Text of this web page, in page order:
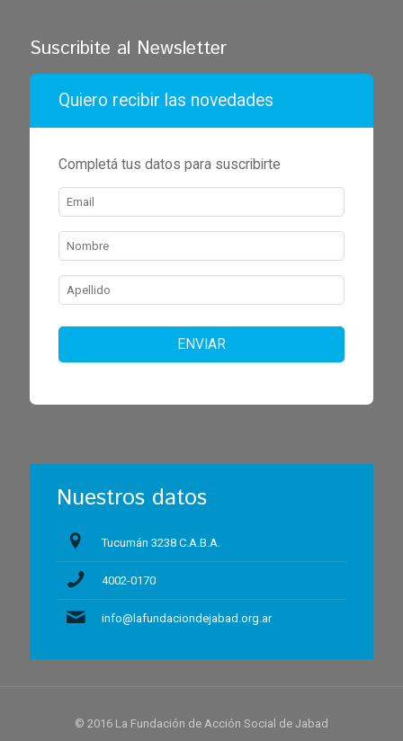
Suscribite al Newsletter
Quiero recibir las novedades
Completá tus datos para suscribirte
ENVIAR
Nuestros datos
Tucumán 3238 C.A.B.A.
4002-0170
info@lafundaciondejabad.org.ar
© 2016 La Fundación de Acción Social de Jabad